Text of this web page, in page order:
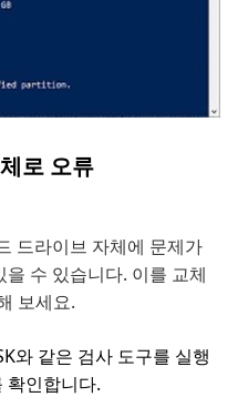
로 오류
드라이브 자체에 문제가
수 있습니다. 이를 교체
보세요.
와 같은 검사 도구를 실행
확인합니다.